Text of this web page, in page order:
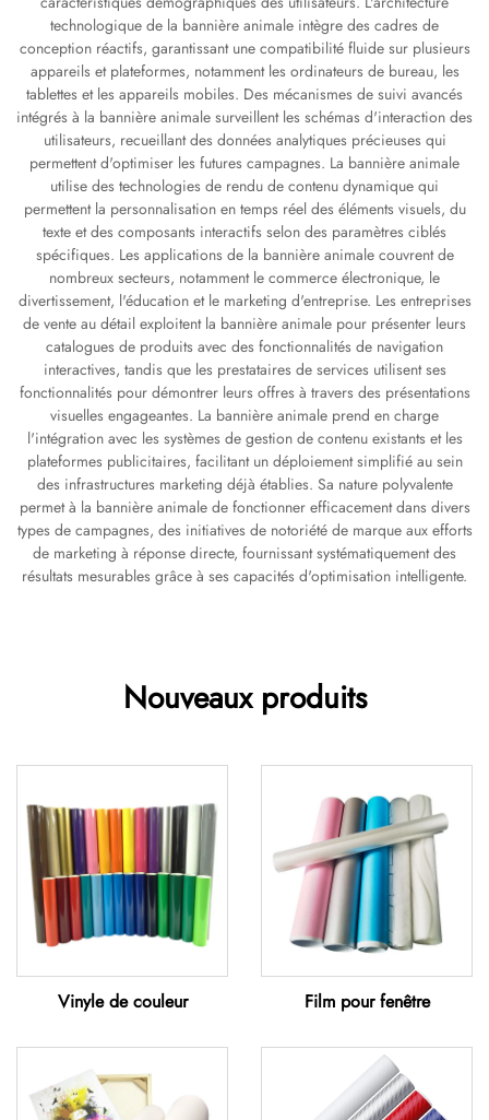
technologique de la bannière animale intègre des cadres de
conception réactifs, garantissant une compatibilité fluide sur plusieurs
appareils et plateformes, notamment les ordinateurs de bureau, les
tablettes et les appareils mobiles. Des mécanismes de suivi avancés
intégrés à la bannière animale surveillent les schémas d'interaction des
utilisateurs, recueillant des données analytiques précieuses qui
permettent d'optimiser les futures campagnes. La bannière animale
utilise des technologies de rendu de contenu dynamique qui
permettent la personnalisation en temps réel des éléments visuels, du
texte et des composants interactifs selon des paramètres ciblés
spécifiques. Les applications de la bannière animale couvrent de
nombreux secteurs, notamment le commerce électronique, le
divertissement, l'éducation et le marketing d'entreprise. Les entreprises
de vente au détail exploitent la bannière animale pour présenter leurs
catalogues de produits avec des fonctionnalités de navigation
interactives, tandis que les prestataires de services utilisent ses
fonctionnalités pour démontrer leurs offres à travers des présentations
visuelles engageantes. La bannière animale prend en charge
l'intégration avec les systèmes de gestion de contenu existants et les
plateformes publicitaires, facilitant un déploiement simplifié au sein
des infrastructures marketing déjà établies. Sa nature polyvalente
permet à la bannière animale de fonctionner efficacement dans divers
types de campagnes, des initiatives de notoriété de marque aux efforts
de marketing à réponse directe, fournissant systématiquement des
résultats mesurables grâce à ses capacités d'optimisation intelligente.
Nouveaux produits
Vinyle de couleur Film pour fenêtre